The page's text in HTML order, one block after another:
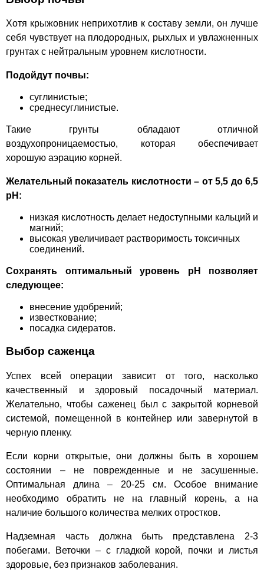
Хотя крыжовник неприхотлив к составу земли, он лучше
себя чувствует на плодородных, рыхлых и увлажненных
грунтах с нейтральным уровнем кислотности.
Подойдут почвы:
суглинистые;
среднесуглинистые.
Такие грунты обладают отличной
воздухопроницаемостью, которая обеспечивает
хорошую аэрацию корней.
Желательный показатель кислотности – от 5,5 до 6,5
pH:
низкая кислотность делает недоступными кальций и
магний;
высокая увеличивает растворимость токсичных
соединений.
Сохранять оптимальный уровень pH позволяет
следующее:
внесение удобрений;
известкование;
посадка сидератов.
Выбор саженца
Успех всей операции зависит от того, насколько
качественный и здоровый посадочный материал.
Желательно, чтобы саженец был с закрытой корневой
системой, помещенной в контейнер или завернутой в
черную пленку.
Если корни открытые, они должны быть в хорошем
состоянии – не поврежденные и не засушенные.
Оптимальная длина – 20-25 см. Особое внимание
необходимо обратить не на главный корень, а на
наличие большого количества мелких отростков.
Надземная часть должна быть представлена 2-3
побегами. Веточки – с гладкой корой, почки и листья
здоровые, без признаков заболевания.